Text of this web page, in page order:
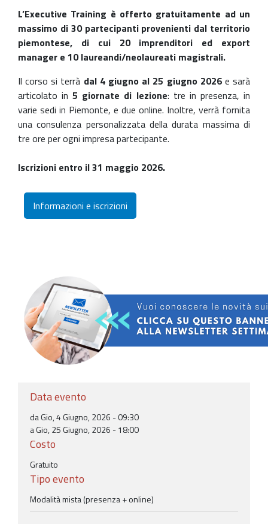
L’Executive Training è offerto gratuitamente ad un
massimo di 30 partecipanti provenienti dal territorio
piemontese, di cui 20 imprenditori ed export
manager e 10 laureandi/neolaureati magistrali.
Il corso si terrà dal 4 giugno al 25 giugno 2026e sarà
articolato in5 giornate di lezione: tre in presenza, in
varie sedi in Piemonte, e due online. Inoltre, verrà fornita
una consulenza personalizzata della durata massima di
tre ore per ogni impresa partecipante.
Iscrizioni entro il 31 maggio 2026.
Informazioni e iscrizioni
Data evento
daGio, 4 Giugno, 2026 - 09:30
a Gio, 25 Giugno, 2026 - 18:00
Costo
Gratuito
Tipo evento
Modalità mista (presenza + online)